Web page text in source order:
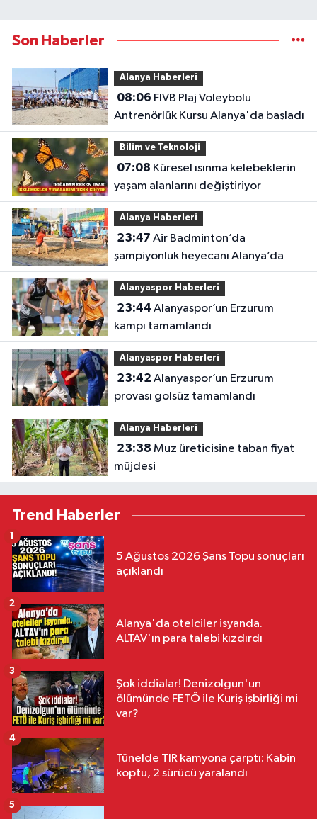
Son Haberler
Alanya Haberleri
08:06
Antrenörlük Kursu Alanya'da başladı
Bilim ve Teknoloji
07:08
yaşam alanlarını değiştiriyor
Alanya Haberleri
23:47
şampiyonluk heyecanı Alanya’da
Alanyaspor Haberleri
23:44
kampı tamamlandı
Alanyaspor Haberleri
23:42
provası golsüz tamamlandı
Alanya Haberleri
23:38
müjdesi
Trend Haberler
5 Ağustos 2026 Şans Topu sonuçları
açıklandı
1
Alanya'da otelciler isyanda.
ALTAV'ın para talebi kızdırdı
2
Şok iddialar! Denizolgun'un
ölümünde FETÖ ile Kuriş işbirliği mi
var?
3
Tünelde TIR kamyona çarptı: Kabin
koptu, 2 sürücü yaralandı
4
5